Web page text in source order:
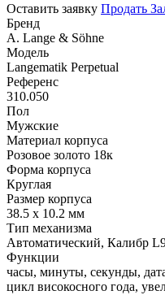
Оставить заявку Продать
Бренд
A. Lange & Söhne
Модель
Langematik Perpetual
Референс
310.050
Пол
Мужские
Материал корпуса
Розовое золото 18к
Форма корпуса
Круглая
Размер корпуса
38.5 х 10.2 мм
Тип механизма
Автоматический, Калибр
Функции
часы, минуты, секунды,
цикл високосного года,